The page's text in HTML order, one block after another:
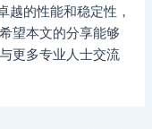
越的性能和稳定性，
望本文的分享能够
更多专业人士交流